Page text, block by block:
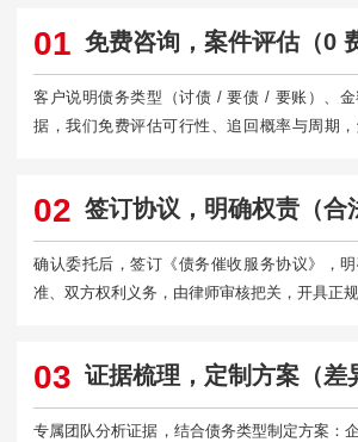
01 免费咨询，案件评估（0
客户说明债务类型（讨债 / 要债 / 要账）、
据，我们免费评估可行性、追回概率与周期
02 签订协议，明确权责（合
确认委托后，签订《债务催收服务协议》，
准、双方权利义务，由律师审核把关，开具正规
03 证据梳理，定制方案（差
专属团队分析证据，结合债务类型制定方案：